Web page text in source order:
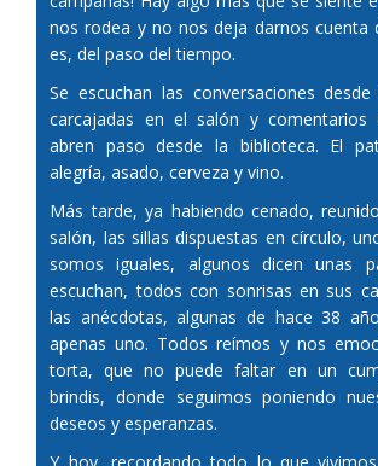
nos rodea y no nos deja darnos cuenta
es, del paso del tiempo.
Se escuchan las conversaciones
carcajadas en el salón y comentarios
abren paso desde la biblioteca. El
alegría, asado, cerveza y vino.
Más tarde, ya habiendo cenado,
salón, las sillas dispuestas en círculo,
somos iguales, algunos dicen unas
escuchan, todos con sonrisas en sus
las anécdotas, algunas de hace 38
apenas uno. Todos reímos y nos
torta, que no puede faltar en un
brindis, donde seguimos poniendo
deseos y esperanzas.